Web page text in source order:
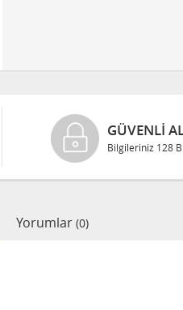
GÜVENLI
Bilgileriniz 128
Yorumlar (0)